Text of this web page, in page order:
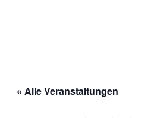
« Alle Veranstaltungen